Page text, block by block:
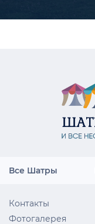
Все Шатры
Контакты
Фотогалерея